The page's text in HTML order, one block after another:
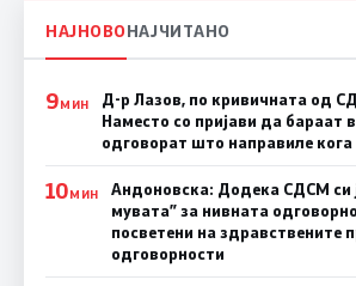
НАЈНОВОНАЈЧИТАНО
9МИН
Д-р Лазов, по кривичната од
Наместо со пријави да бараат
одговорат што направиле
10МИН
Андоновска: Додека СДСМ си
мувата” за нивната
посветени на здравствените
одговорности